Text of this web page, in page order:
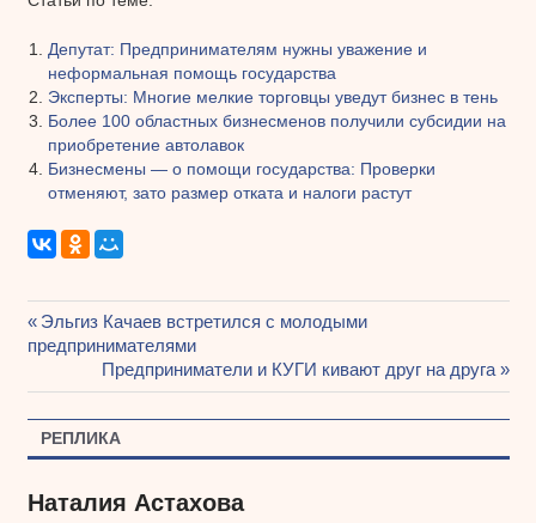
Депутат: Предпринимателям нужны уважение и
неформальная помощь государства
Эксперты: Многие мелкие торговцы уведут бизнес в тень
Более 100 областных бизнесменов получили субсидии на
приобретение автолавок
Бизнесмены — о помощи государства: Проверки
отменяют, зато размер отката и налоги растут
Навигация
по
записям
Предыдущая
запись:
Эльгиз Качаев встретился с молодыми
предпринимателями
Следующая
запись:
Предприниматели и КУГИ кивают друг на друга
РЕПЛИКА
Наталия Астахова